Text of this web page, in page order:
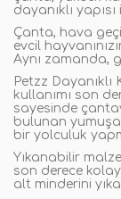
dayanıklı
Çanta, hava
evcil
Aynı zamanda,
Petzz Dayanıklı
kullanımı son
sayesinde
bulunan
bir yolculuk
Yıkanabilir
son derece
alt minderini